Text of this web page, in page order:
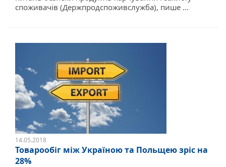
споживачів (Держпродспоживслужба), пише ...
14.05.2018
Товарообіг між Україною та Польщею зріс на
28%